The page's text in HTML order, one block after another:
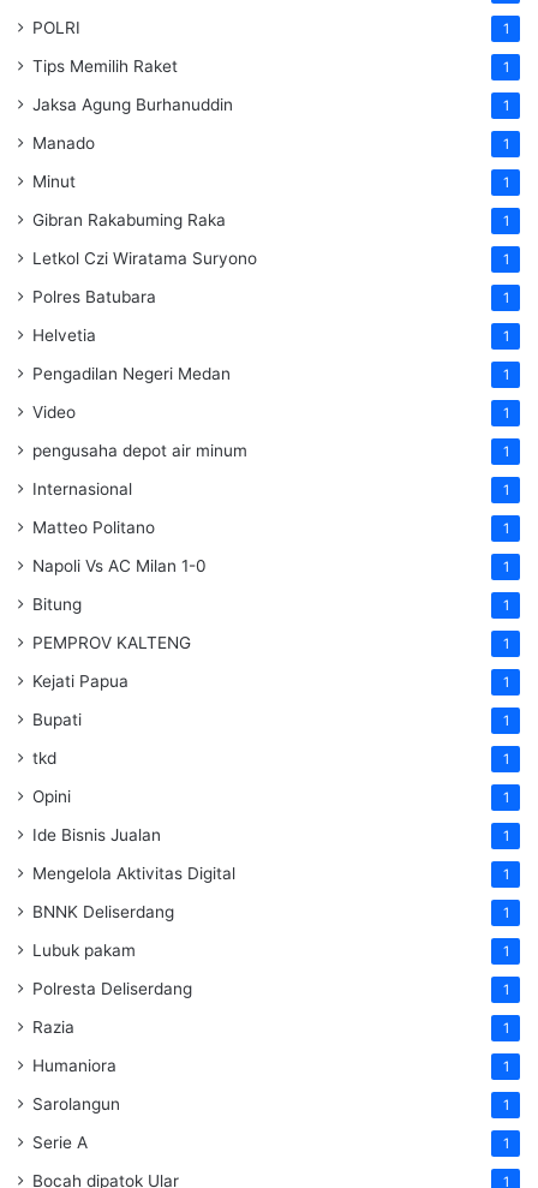
POLRI 1
Tips Memilih Raket 1
Jaksa Agung Burhanuddin 1
Manado 1
Minut 1
Gibran Rakabuming Raka 1
Letkol Czi Wiratama Suryono 1
Polres Batubara 1
Helvetia 1
Pengadilan Negeri Medan 1
Video 1
pengusaha depot air minum 1
Internasional 1
Matteo Politano 1
Napoli Vs AC Milan 1-0 1
Bitung 1
PEMPROV KALTENG 1
Kejati Papua 1
Bupati 1
tkd 1
Opini 1
Ide Bisnis Jualan 1
Mengelola Aktivitas Digital 1
BNNK Deliserdang 1
Lubuk pakam 1
Polresta Deliserdang 1
Razia 1
Humaniora 1
Sarolangun 1
Serie A 1
Bocah dipatok Ular 1